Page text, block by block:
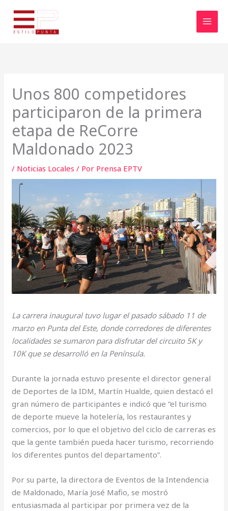
contenido
Unos 800 competidores
participaron de la primera
etapa de ReCorre
Maldonado 2023
/ Noticias Locales / Por Prensa EPTV
La carrera inaugural tuvo lugar el pasado sábado 11 de
marzo en Punta del Este, donde corredores de diferentes
localidades se sumaron para disfrutar del circuito 5K y
10K que se desarrolló en la Península.
Durante la jornada estuvo presente el director general
de Deportes de la IDM, Martín Hualde, quien destacó el
gran número de participantes e indicó que “el turismo
de deporte mueve la hotelería, los restaurantes y
comercios, por lo que el objetivo del ciclo de carreras es
que la gente también pueda hacer turismo, recorriendo
los diferentes puntos del departamento”.
Por su parte, la directora de Eventos de la Intendencia
de Maldonado, María José Mafio, se mostró
entusiasmada al participar por primera vez de la